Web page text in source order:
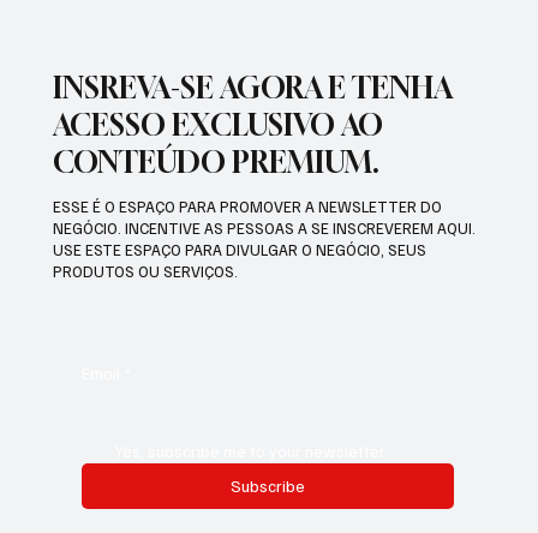
INSREVA-SE AGORA E TENHA
ACESSO EXCLUSIVO AO
CONTEÚDO PREMIUM.
ESSE É O ESPAÇO PARA PROMOVER A NEWSLETTER DO
NEGÓCIO. INCENTIVE AS PESSOAS A SE INSCREVEREM AQUI.
USE ESTE ESPAÇO PARA DIVULGAR O NEGÓCIO, SEUS
PRODUTOS OU SERVIÇOS.
Subscribe